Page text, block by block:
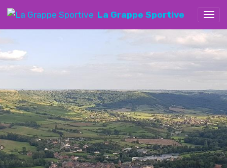
La Grappe Sportive